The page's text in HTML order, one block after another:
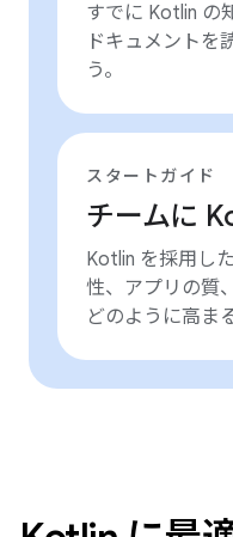
すでに Kotlin の
ドキュメントを
う。
スタートガイド
チームに
Kotlin を採用し
性、アプリの質
どのように高ま